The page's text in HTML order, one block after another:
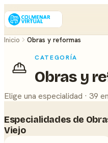
Inicio Obras y reformas
CATEGORÍA
Obras y
Elige una especialidad · 39
Especialidades de
Viejo